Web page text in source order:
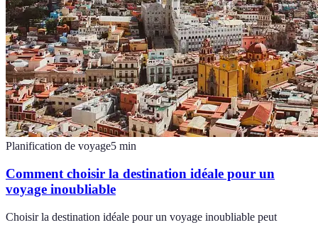
Planification de voyage5 min
Comment choisir la destination idéale pour un
voyage inoubliable
Choisir la destination idéale pour un voyage inoubliable peut